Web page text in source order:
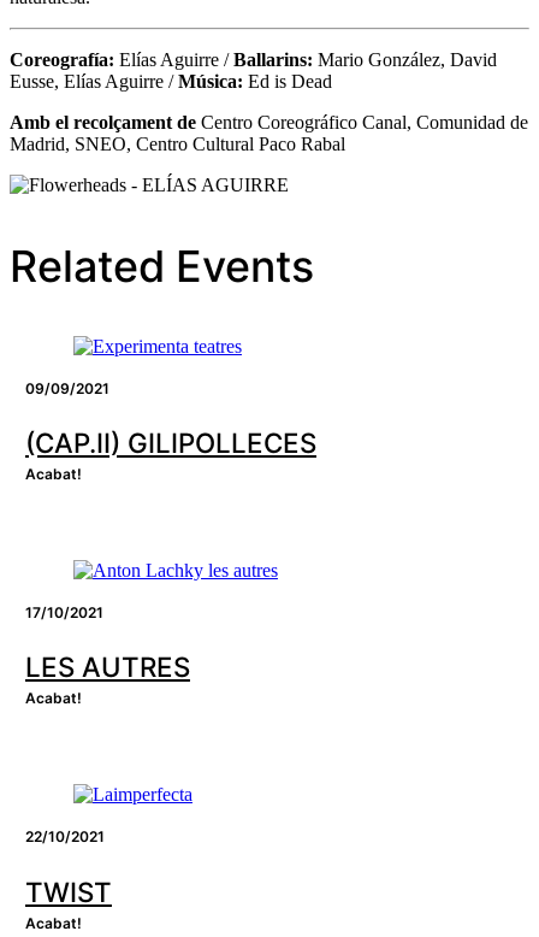
Coreografía: Elías Aguirre /Ballarins: Mario González, David
Eusse, Elías Aguirre /Música: Ed is Dead
Amb el recolçament de Centro Coreográfico Canal, Comunidad de
Madrid, SNEO, Centro Cultural Paco Rabal
Related Events
09/09/2021
(CAP.II) GILIPOLLECES
Acabat!
17/10/2021
LES AUTRES
Acabat!
22/10/2021
TWIST
Acabat!